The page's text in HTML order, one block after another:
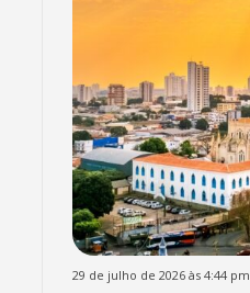
29 de julho de 2026 às 4:44 pm